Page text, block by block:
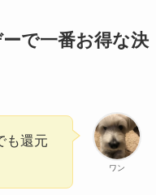
ーで一番お得な決
ワン
も還元